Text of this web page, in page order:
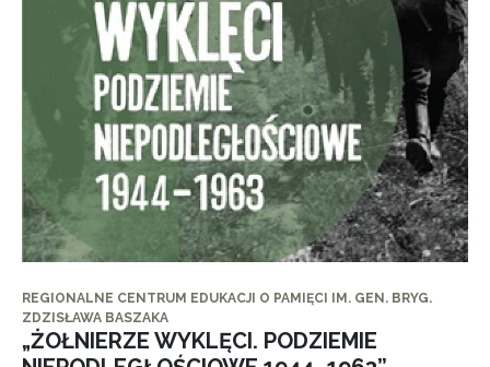
REGIONALNE CENTRUM EDUKACJI O PAMIĘCI IM. GEN. BRYG.
ZDZISŁAWA BASZAKA
„ŻOŁNIERZE WYKLĘCI. PODZIEMIE